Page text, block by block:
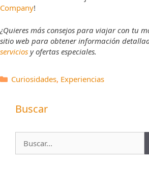
Company!
¿Quieres más consejos para viajar con tu
sitio web para obtener información
servicios y ofertas especiales.
Categorías
Curiosidades, Experiencias
Buscar